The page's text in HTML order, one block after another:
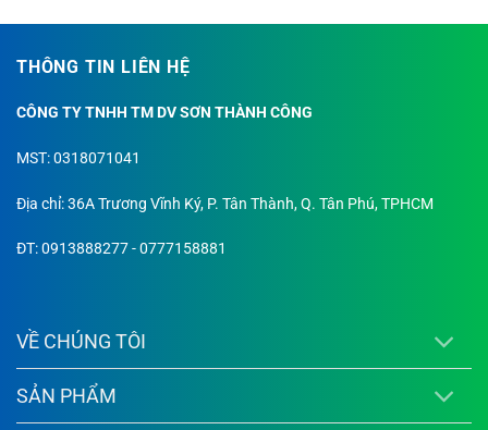
Sơn lót nội thất Maxilite ME4
412.000
Sơn lót ngoại thất Maxilite 48C
Bột trét Maxilite nội & ngoại thất
THÔNG TIN LIÊN HỆ
CÔNG TY TNHH TM DV SƠN THÀNH CÔNG
MST: 0318071041
Địa chỉ: 36A Trương Vĩnh Ký, P. Tân Thành, Q. Tân Phú, TPHCM
ĐT: 0913888277 - 0777158881
VỀ CHÚNG TÔI
SẢN PHẨM